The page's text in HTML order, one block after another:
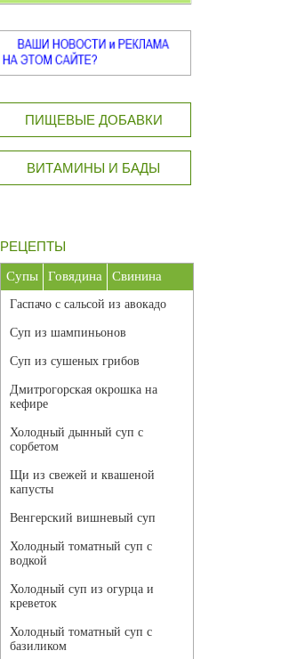
ПИЩЕВЫЕ ДОБАВКИ
ВИТАМИНЫ И БАДЫ
РЕЦЕПТЫ
Супы Говядина Свинина
Гаспачо с сальсой из авокадо
Суп из шампиньонов
Суп из сушеных грибов
Дмитрогорская окрошка на
кефире
Холодный дынный суп с
сорбетом
Щи из свежей и квашеной
капусты
Венгерский вишневый суп
Холодный томатный суп с
водкой
Холодный суп из огурца и
креветок
Холодный томатный суп с
базиликом